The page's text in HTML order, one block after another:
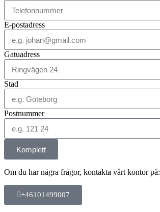
E-postadress
Gatuadress
Stad
Postnummer
Komplett
Om du har några frågor, kontakta vårt kontor på:
+46101499007